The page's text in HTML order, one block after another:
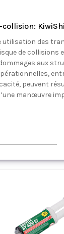
utilisation des
de collisions
aux
peuvent
manœuvre